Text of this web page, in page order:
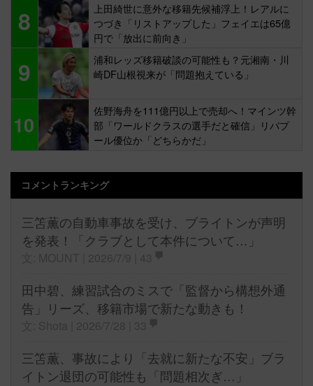
8
上田綺世に意外な移籍先候補浮上！レアルに
つづき「リストアップした」フェイエは65億
円で「放出に前向き」
9
浦和レッズ移籍破談の可能性も？元湘南・川
崎DF山根視来が「問題抱えている」
10
佐野海舟を111億円以上で売却へ！マインツ幹
部「ワールドクラスの選手だと確信」リバプ
ール優位か「どちらかだ」
コメントランキング
三笘薫の自動車事故を受け、ブライトンが声明
を発表！「クラブとして本件について…」
田中碧、練習試合のミスで「監督から構想外通
告」リーズ、移籍市場で新たな動きも！
三笘薫、事故により「去就に新たな不安」ブラ
イトン退団の可能性も「問題相次ぎ…」